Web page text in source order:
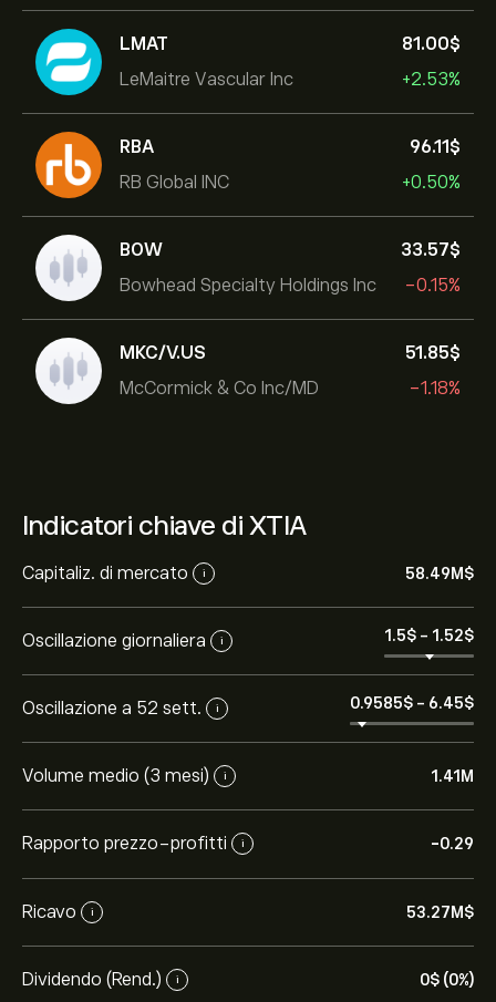
LMAT
LeMaitre Vascular Inc
81.00‎$‎
+2.53%
RBA
RB Global INC
96.11‎$‎
+0.50%
BOW
Bowhead Specialty Holdings Inc
33.57‎$‎
-0.15%
MKC/V.US
McCormick & Co Inc/MD
51.85‎$‎
-1.18%
Indicatori chiave di XTIA
Capitaliz. di mercato i 58.49M‎$‎
Oscillazione giornaliera i 1.5‎$‎ - 1.52‎$‎
Oscillazione a 52 sett. i 0.9585‎$‎ - 6.45‎$‎
Volume medio (3 mesi) i 1.41M
Rapporto prezzo-profitti i -0.29
Ricavo i 53.27M‎$‎
Dividendo (Rend.) i 0‎$‎ (0%)